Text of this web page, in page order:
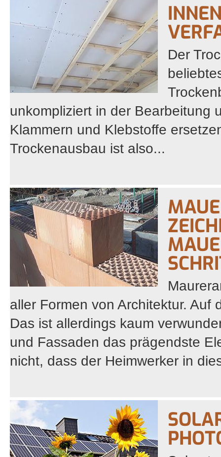
Der
unkompliziert in der Bearbeitung
Klammern und Klebstoffe
Trockenausbau ist also...
aller Formen von Architektur. Auf
Das ist allerdings kaum
und Fassaden das prägendste
nicht, dass der Heimwerker in